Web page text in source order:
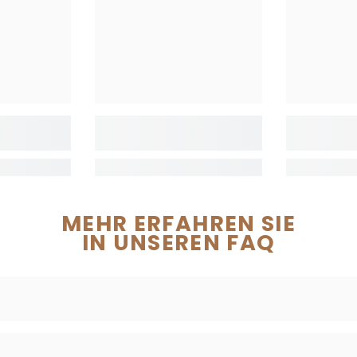
MEHR ERFAHREN SIE
IN UNSEREN FAQ